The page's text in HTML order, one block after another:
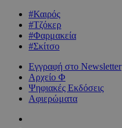
#Καιρός
#Τζόκερ
#Φαρμακεία
#Σκίτσο
Εγγραφή στο Newsletter
Αρχείο Φ
Ψηφιακές Εκδόσεις
Αφιερώματα